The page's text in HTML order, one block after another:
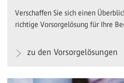
Verschaffen Sie sich einen
richtige Vorsorgelösung für Ihre
zu den Vorsorgelösungen